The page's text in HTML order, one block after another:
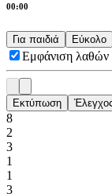
00:00
Για παιδιά Εύκολο
Εμφάνιση λαθών
Εκτύπωση
8
2
3
1
1
3